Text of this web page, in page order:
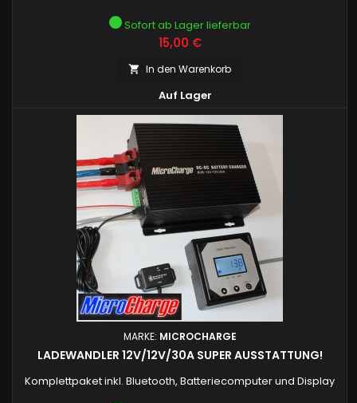
Sofort ab Lager lieferbar
Preis
15,00 €
 In den Warenkorb
Auf Lager
MARKE: MICROCHARGE
LADEWANDLER 12V/12V/30A SUPER AUSSTATTUNG!
Komplettpaket inkl. Bluetooth, Batteriecomputer und Display